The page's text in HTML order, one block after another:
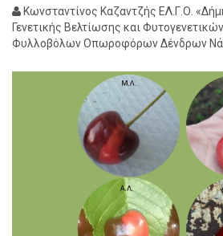
Κωνσταντίνος Καζαντζής ΕΛ.Γ.Ο.
Γενετικής Βελτίωσης και
Φυλλοβόλων Οπωροφόρων Δένδρων